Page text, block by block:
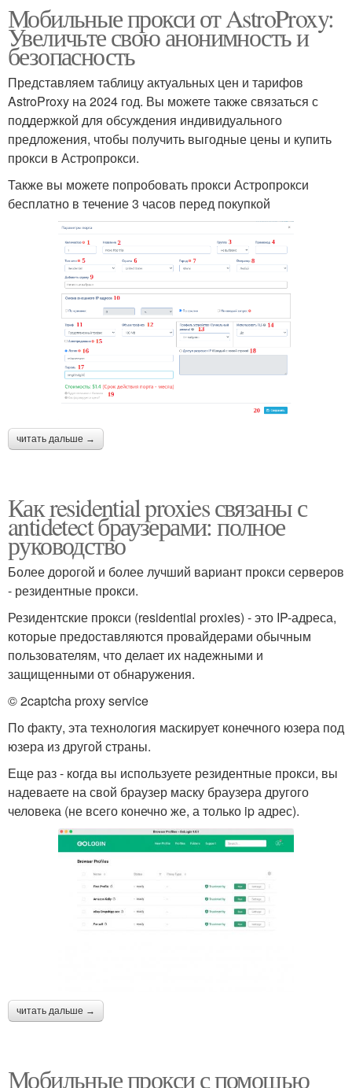
Мобильные прокси от AstroProxy:
Увеличьте свою анонимность и
безопасность
Представляем таблицу актуальных цен и тарифов
AstroProxy на 2024 год. Вы можете также связаться с
поддержкой для обсуждения индивидуального
предложения, чтобы получить выгодные цены и купить
прокси в Астропрокси.
Также вы можете попробовать прокси Астропрокси
бесплатно в течение 3 часов перед покупкой
читать дальше →
Как residential proxies связаны с
antidetect браузерами: полное
руководство
Более дорогой и более лучший вариант прокси серверов
- резидентные прокси.
Резидентские прокси (residential proxies) - это IP-адреса,
которые предоставляются провайдерами обычным
пользователям, что делает их надежными и
защищенными от обнаружения.
© 2captcha proxy service
По факту, эта технология маскирует конечного юзера под
юзера из другой страны.
Еще раз - когда вы используете резидентные прокси, вы
надеваете на свой браузер маску браузера другого
человека (не всего конечно же, а только ip адрес).
читать дальше →
Мобильные прокси с помощью